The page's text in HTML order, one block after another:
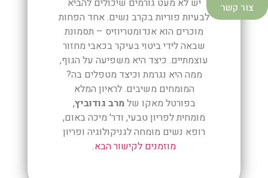
צור קשר
לבעיות פוריות בקרב נשים. אחד הפחות
מוכרים הוא אנדומטריוזיס – תסמונת
שבאה לידי ביטוי בעיקר בכאבי מחזור
עוצמתיים. כיצד היא משפיעה על הגוף,
ממה היא נגרמת וכיצד מטפלים בה?
המומחים משיבים. לראיון המלא
בפורטל מאקו שלמרב גודוביץ,
מומחית לפריון טבעי, ודר' מיכה באום,
רופא נשים מומחה לגניקולוגיה ופריון
מוזמנים לקישור הבא.